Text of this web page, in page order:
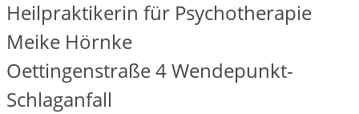
Heilpraktikerin für Psychotherapie
Meike Hörnke
Oettingenstraße 4 Wendepunkt-
Schlaganfall